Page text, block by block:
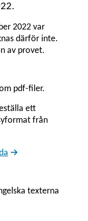
2022 var
därför inte.
av provet.
pdf-filer.
ett
från
texterna